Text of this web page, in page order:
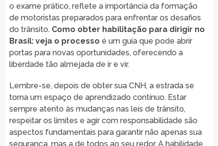
o exame prático, reflete a importância da formação
de motoristas preparados para enfrentar os desafios
do trânsito. Como obter habilitação para dirigir no
Brasil: veja o processo é um guia que pode abrir
portas para novas oportunidades, oferecendo a
liberdade tão almejada de ir e vir.
Lembre-se, depois de obter sua CNH, a estrada se
torna um espaço de aprendizado contínuo. Estar
sempre atento às mudanças nas leis de trânsito,
respeitar os limites e agir com responsabilidade são
aspectos fundamentais para garantir não apenas sua
segurança, mas a de todos ao seu redor. A habilidade